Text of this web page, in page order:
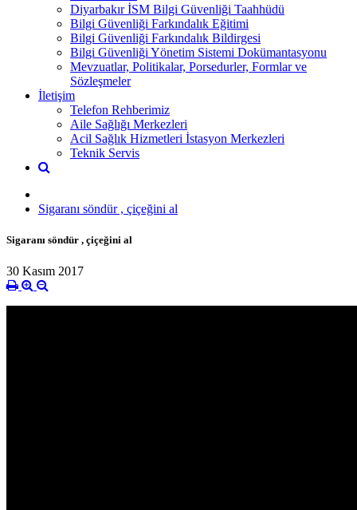
Diyarbakır İSM Bilgi Güvenliği Taahhüdü
Bilgi Güvenliği Farkındalık Eğitimi
Bilgi Güvenliği Farkındalık Bildirgesi
Bilgi Güvenliği Yönetim Sistemi Dokümantasyonu
Mevzuatlar, Politikalar, Porsedurler, Formlar ve
Sözleşmeler
İletişim
Telefon Rehberimiz
Aile Sağlığı Merkezleri
Acil Sağlık Hizmetleri İstasyon Merkezleri
Teknik Servis
Sigaranı söndür , çiçeğini al
Sigaranı söndür , çiçeğini al
30 Kasım 2017